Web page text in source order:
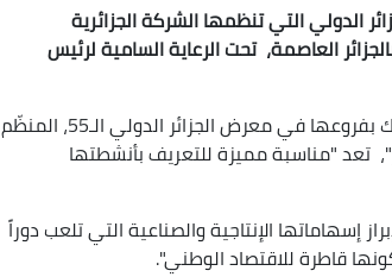
في الطبعة الـ 55 لمعرض الجزائر الدولي التي تنظمها الشركة الجزائرية
العاصمة، تحت الرعاية السامية لرئيس
مشاركة سوناطراك بفروعها في معرض الجزائر الدولي الـ55، المنظّم
تعد "مناسبة مميزة للتعريف بأنشطتها
الإنتاجية والصناعية التي تلعب دوراً
قاطرة للاقتصاد الوطني".